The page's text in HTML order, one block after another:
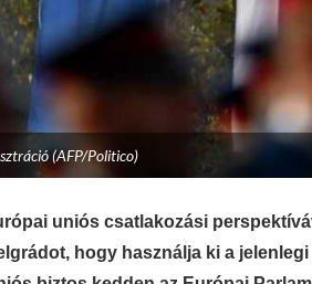
(AFP/Politico)
uniós csatlakozási
hogy használja ki a